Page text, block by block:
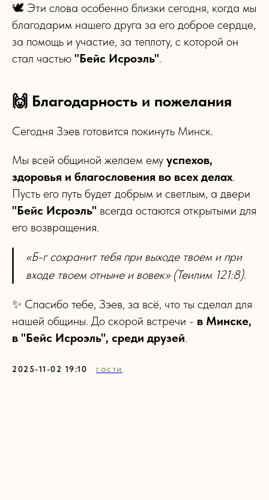
🕊 Эти слова особенно близки сегодня, когда мы
благодарим нашего друга за его доброе сердце,
за помощь и участие, за теплоту, с которой он
стал частью "Бейс Исроэль".
🙌 Благодарность и пожелания
Сегодня Зэев готовится покинуть Минск.
Мы всей общиной желаем ему успехов,
здоровья и благословения во всех делах.
Пусть его путь будет добрым и светлым, а двери
"Бейс Исроэль" всегда остаются открытыми для
его возвращения.
«Б-г сохранит тебя при выходе твоем и при
входе твоем отныне и вовек» (Теилим 121:8).
✨ Спасибо тебе, Зэев, за всё, что ты сделал для
нашей общины. До скорой встречи - в Минске,
в "Бейс Исроэль", среди друзей.
2025-11-02 19:10 ГОСТИ